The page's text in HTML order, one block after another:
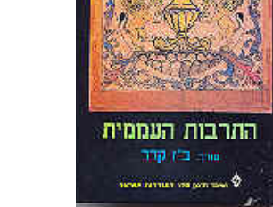
ראשית,...
קראו עוד